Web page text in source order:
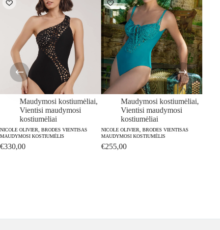
Maudymosi kostiumėliai,
Vientisi maudymosi
kostiumėliai
NICOLE OLIVIER, BRODES VIENTISAS
MAUDYMOSI KOSTIUMĖLIS
€330,00
Maudymosi kostiumėliai,
Vientisi maudymosi
kostiumėliai
NICOLE OLIVIER, BRODES VIENTISAS
MAUDYMOSI KOSTIUMĖLIS
€255,00